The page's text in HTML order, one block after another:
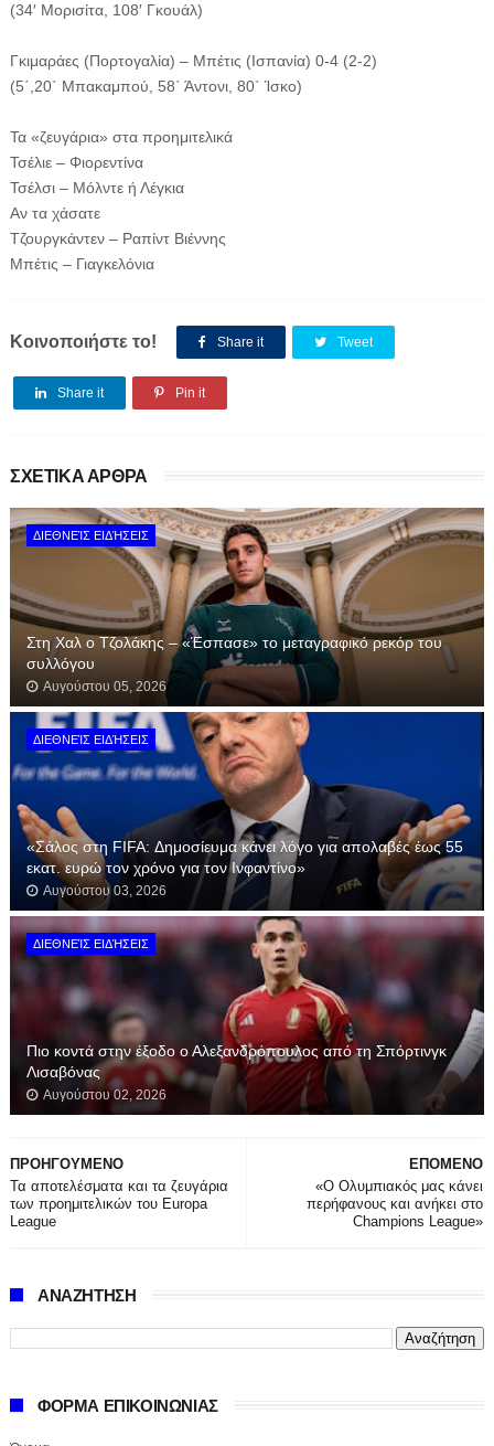
(34′ Μορισίτα, 108′ Γκουάλ)
Γκιμαράες (Πορτογαλία) – Μπέτις (Ισπανία) 0-4 (2-2)
(5΄,20΄ Μπακαμπού, 58΄ Άντονι, 80΄ Ίσκο)
Τα «ζευγάρια» στα προημιτελικά
Τσέλιε – Φιορεντίνα
Τσέλσι – Μόλντε ή Λέγκια
Αν τα χάσατε
Τζουργκάντεν – Ραπίντ Βιέννης
Μπέτις – Γιαγκελόνια
Κοινοποιήστε το! Share it Tweet
Share it Pin it
ΣΧΕΤΙΚΑ ΑΡΘΡΑ
ΔΙΕΘΝΕΊΣ ΕΙΔΉΣΕΙΣ
Στη Χαλ ο Τζολάκης – «Έσπασε» το μεταγραφικό ρεκόρ του
συλλόγου
Αυγούστου 05, 2026
ΔΙΕΘΝΕΊΣ ΕΙΔΉΣΕΙΣ
«Σάλος στη FIFA: Δημοσίευμα κάνει λόγο για απολαβές έως 55
εκατ. ευρώ τον χρόνο για τον Ινφαντίνο»
Αυγούστου 03, 2026
ΔΙΕΘΝΕΊΣ ΕΙΔΉΣΕΙΣ
Πιο κοντά στην έξοδο ο Αλεξανδρόπουλος από τη Σπόρτινγκ
Λισαβόνας
Αυγούστου 02, 2026
ΕΠΟΜΕΝΟ
«Ο Ολυμπιακός μας κάνει
περήφανους και ανήκει στο
Champions League»
ΠΡΟΗΓΟΥΜΕΝΟ
Τα αποτελέσματα και τα ζευγάρια
των προημιτελικών του Europa
League
ΑΝΑΖΗΤΗΣΗ
ΦΟΡΜΑ ΕΠΙΚΟΙΝΩΝΙΑΣ